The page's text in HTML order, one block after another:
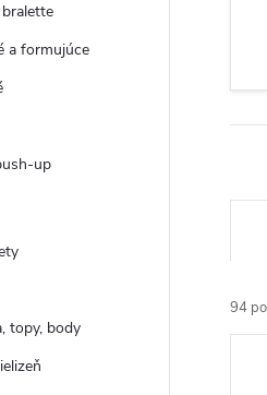
a formujúce
up
topy, body
a
d
94